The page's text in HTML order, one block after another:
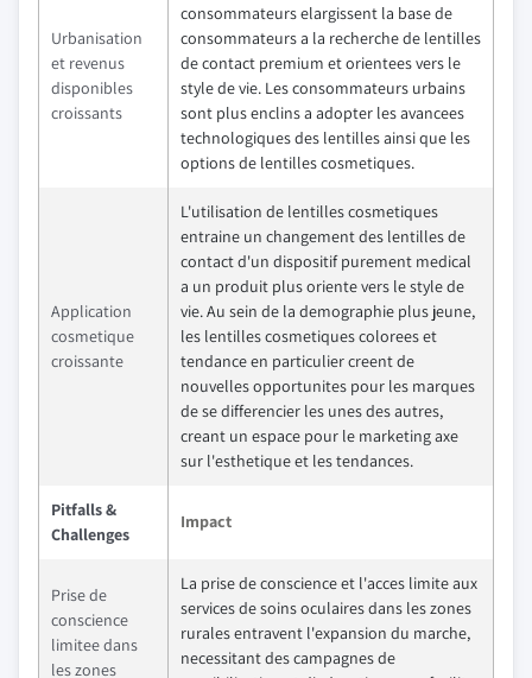
Urbanisation
et revenus
disponibles
croissants
consommateurs elargissent la base de
consommateurs a la recherche de lentilles
de contact premium et orientees vers le
style de vie. Les consommateurs urbains
sont plus enclins a adopter les avancees
technologiques des lentilles ainsi que les
options de lentilles cosmetiques.
Application
cosmetique
croissante
L'utilisation de lentilles cosmetiques
entraine un changement des lentilles de
contact d'un dispositif purement medical
a un produit plus oriente vers le style de
vie. Au sein de la demographie plus jeune,
les lentilles cosmetiques colorees et
tendance en particulier creent de
nouvelles opportunites pour les marques
de se differencier les unes des autres,
creant un espace pour le marketing axe
sur l'esthetique et les tendances.
Pitfalls &
Challenges
Impact
Prise de
conscience
limitee dans
les zones
La prise de conscience et l'acces limite aux
services de soins oculaires dans les zones
rurales entravent l'expansion du marche,
necessitant des campagnes de